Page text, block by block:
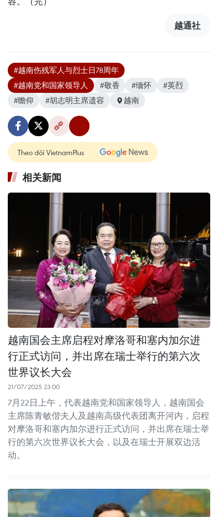
越通社
#越南伤残军人与烈士日78周年
#越南党和国家领导人
#敬香 #缅怀
#英烈
#瞻仰
#胡志明主席遗容 越南
Theo dõi VietnamPlus
相关新闻
越南国会主席启程对摩洛哥和塞内加尔进
行正式访问，并出席在瑞士举行的第六次
世界议长大会
21/07/2025 23:00
7月22日上午，代表越南党和国家领导人，越南国会
主席陈青敏偕夫人及越南高级代表团离开河内，启程
对摩洛哥和塞内加尔进行正式访问，并出席在瑞士举
行的第六次世界议长大会，以及在瑞士开展双边活
动。